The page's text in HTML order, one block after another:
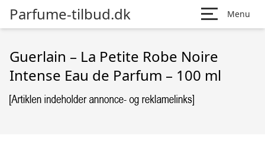
Parfume-tilbud.dk Menu
Guerlain – La Petite Robe Noire
Intense Eau de Parfum – 100 ml